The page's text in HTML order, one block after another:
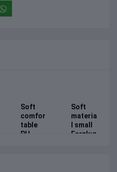
Soft
comfor
table
PU
Soft
materia
l small
Earplug